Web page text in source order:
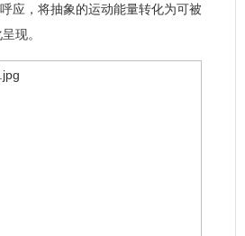
应，将抽象的运动能量转化为可被
现。